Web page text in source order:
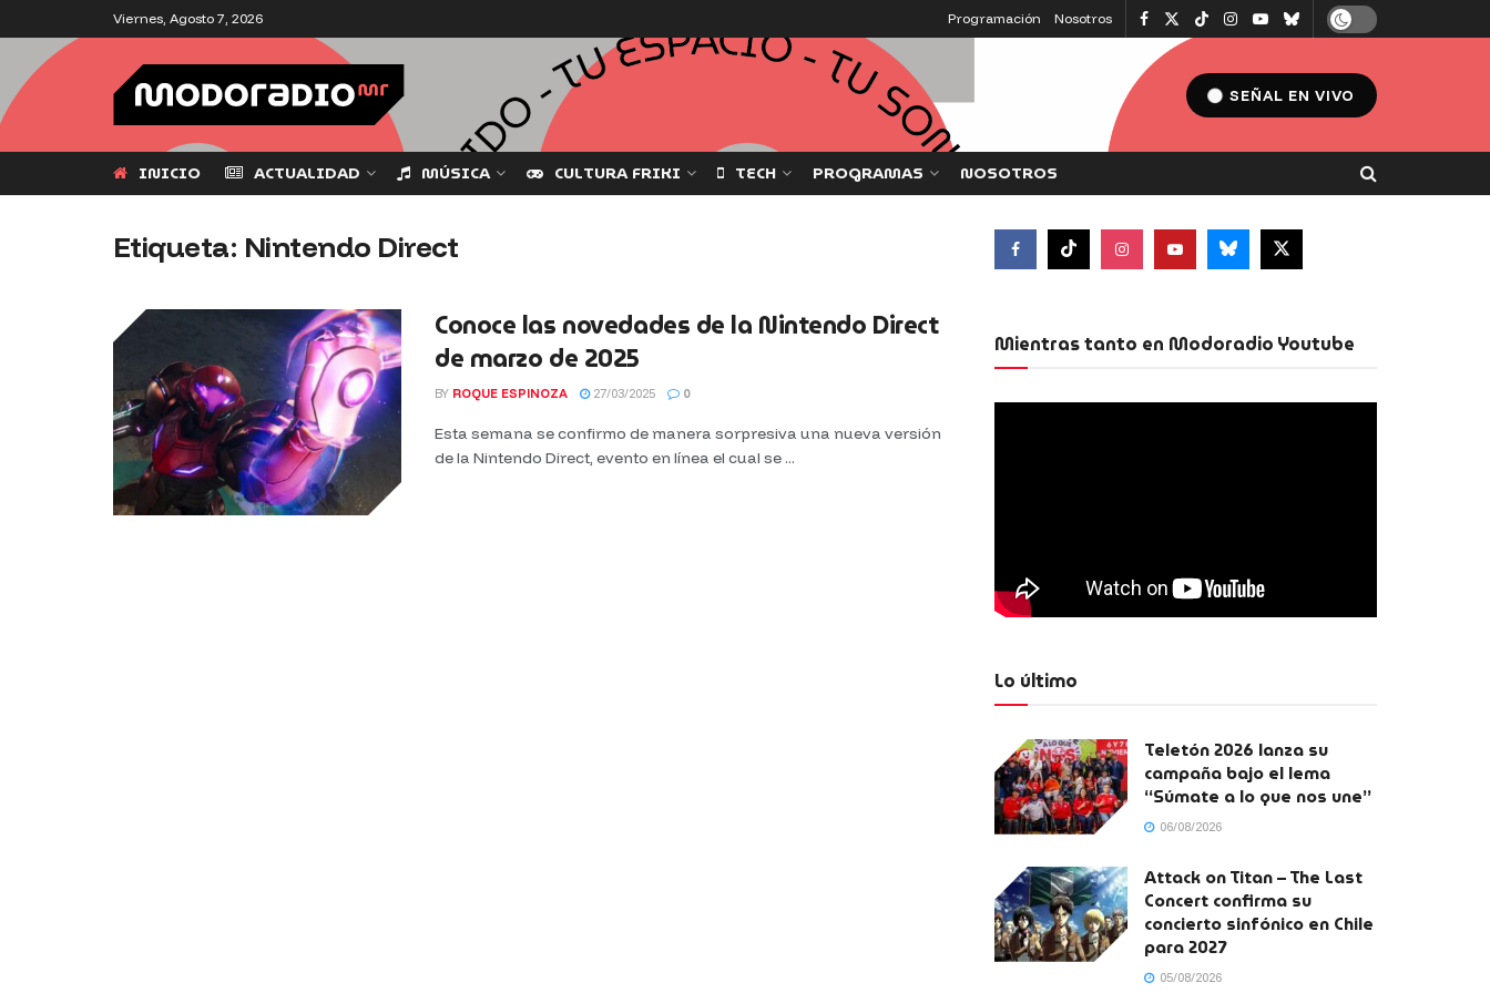
Viernes, Agosto 7, 2026 Programación Nosotros
SEÑAL EN VIVO
INICIO ACTUALIDAD MÚSICA CULTURA FRIKI TECH PROGRAMAS NOSOTROS
Etiqueta: Nintendo Direct
Conoce las novedades de la Nintendo Direct
de marzo de 2025
BY ROQUE ESPINOZA 27/03/2025 0
Esta semana se confirmo de manera sorpresiva una nueva versión
de la Nintendo Direct, evento en línea el cual se ...
Mientras tanto en Modoradio Youtube
Lo último
Teletón 2026 lanza su
campaña bajo el lema
“Súmate a lo que nos une”
06/08/2026
Attack on Titan – The Last
Concert confirma su
concierto sinfónico en Chile
para 2027
05/08/2026